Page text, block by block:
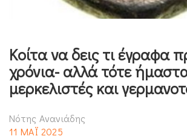
Κοίτα να δεις τι έγραφα
χρόνια- αλλά τότε
μερκελιστές και
Νότης Ανανιάδης
11 ΜΑΪ 2025